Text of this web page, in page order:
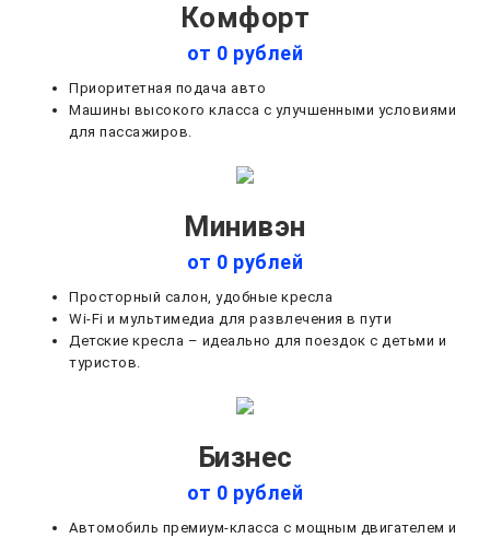
Комфорт
от 0 рублей
Приоритетная подача авто
Машины высокого класса с улучшенными условиями
для пассажиров.
Минивэн
от 0 рублей
Просторный салон, удобные кресла
Wi-Fi и мультимедиа для развлечения в пути
Детские кресла – идеально для поездок с детьми и
туристов.
Бизнес
от 0 рублей
Автомобиль премиум-класса с мощным двигателем и